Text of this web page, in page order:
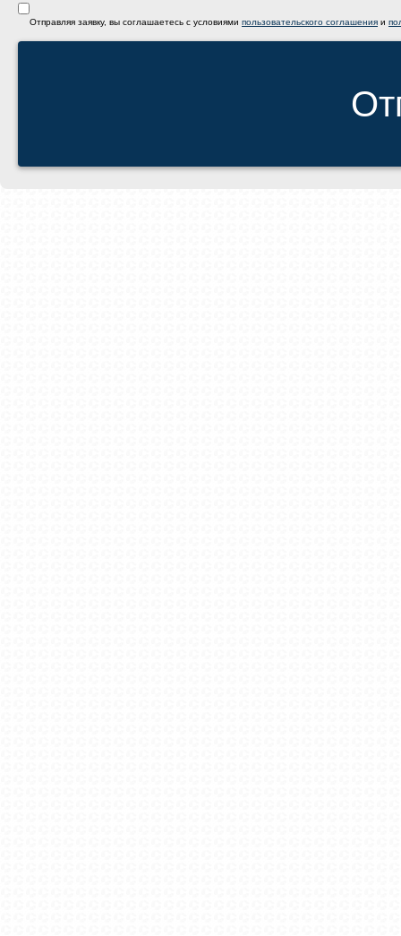
Отправляя заявку, вы соглашаетесь с условиями пользовательского соглашения и